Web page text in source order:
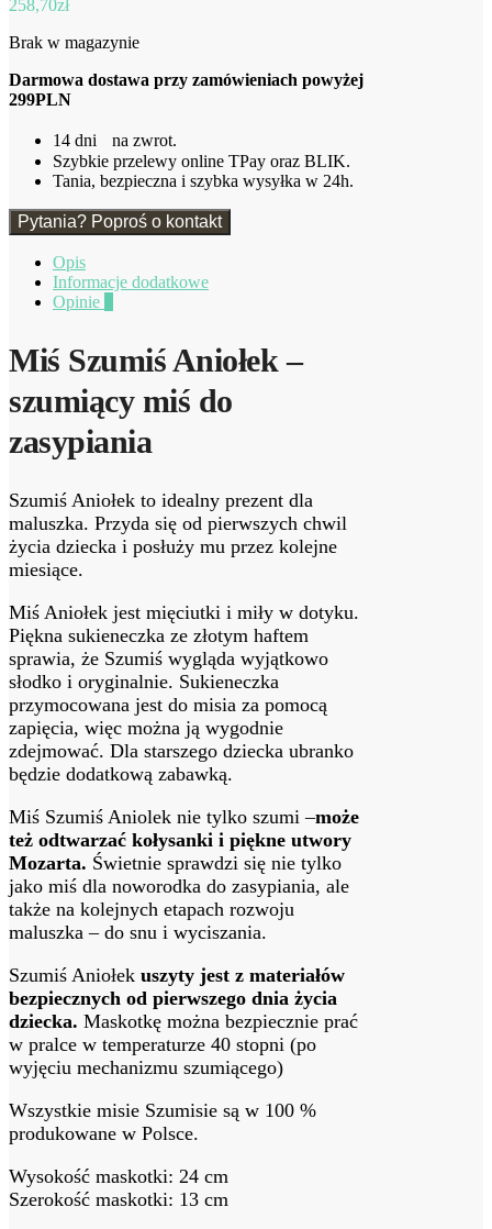
258,70zł
Brak w magazynie
Darmowa dostawa przy zamówieniach powyżej
299PLN
14 dni na zwrot.
Szybkie przelewy online TPay oraz BLIK.
Tania, bezpieczna i szybka wysyłka w 24h.
Pytania? Poproś o kontakt
Opis
Informacje dodatkowe
Opinie
Miś Szumiś Aniołek –
szumiący miś do
zasypiania
Szumiś Aniołek to idealny prezent dla
maluszka. Przyda się od pierwszych chwil
życia dziecka i posłuży mu przez kolejne
miesiące.
Miś Aniołek jest mięciutki i miły w dotyku.
Piękna sukieneczka ze złotym haftem
sprawia, że Szumiś wygląda wyjątkowo
słodko i oryginalnie. Sukieneczka
przymocowana jest do misia za pomocą
zapięcia, więc można ją wygodnie
zdejmować. Dla starszego dziecka ubranko
będzie dodatkową zabawką.
Miś Szumiś Aniolek nie tylko szumi –może
też odtwarzać kołysanki i piękne utwory
Mozarta. Świetnie sprawdzi się nie tylko
jako miś dla noworodka do zasypiania, ale
także na kolejnych etapach rozwoju
maluszka – do snu i wyciszania.
Szumiś Aniołek uszyty jest z materiałów
bezpiecznych od pierwszego dnia życia
dziecka. Maskotkę można bezpiecznie prać
w pralce w temperaturze 40 stopni (po
wyjęciu mechanizmu szumiącego)
Wszystkie misie Szumisie są w 100 %
produkowane w Polsce.
Wysokość maskotki: 24 cm
Szerokość maskotki: 13 cm